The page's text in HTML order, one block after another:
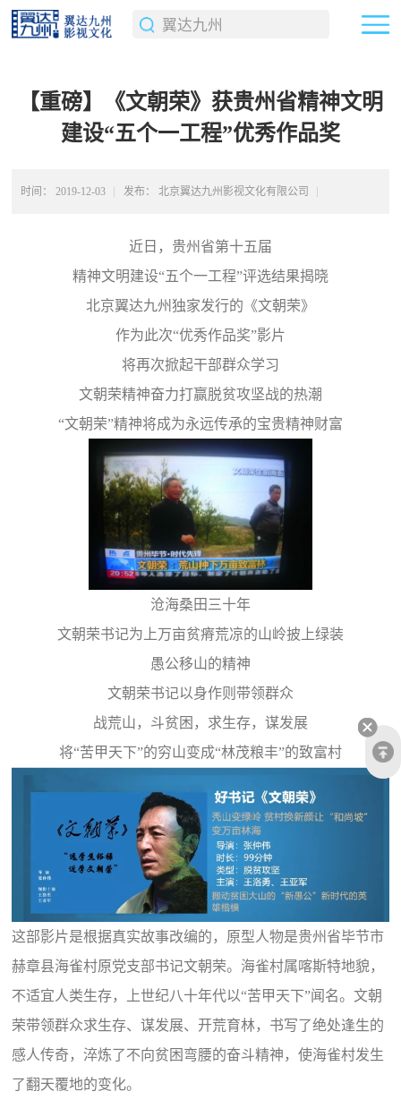
【重磅】《文朝荣》获贵州省精神文明
建设“五个一工程”优秀作品奖
时间： 2019-12-03 发布： 北京翼达九州影视文化有限公司
近日，贵州省第十五届
精神文明建设“五个一工程”评选结果揭晓
北京翼达九州独家发行的《文朝荣》
作为此次“优秀作品奖”影片
将再次掀起干部群众学习
文朝荣精神奋力打赢脱贫攻坚战的热潮
“文朝荣”精神将成为永远传承的宝贵精神财富
沧海桑田三十年
文朝荣书记为上万亩贫瘠荒凉的山岭披上绿装
愚公移山的精神
文朝荣书记以身作则带领群众
战荒山，斗贫困，求生存，谋发展
将“苦甲天下”的穷山变成“林茂粮丰”的致富村
这部影片是根据真实故事改编的，原型人物是贵州省毕节市
赫章县海雀村原党支部书记文朝荣。海雀村属喀斯特地貌，
不适宜人类生存，上世纪八十年代以“苦甲天下”闻名。文朝
荣带领群众求生存、谋发展、开荒育林，书写了绝处逢生的
感人传奇，淬炼了不向贫困弯腰的奋斗精神，使海雀村发生
了翻天覆地的变化。